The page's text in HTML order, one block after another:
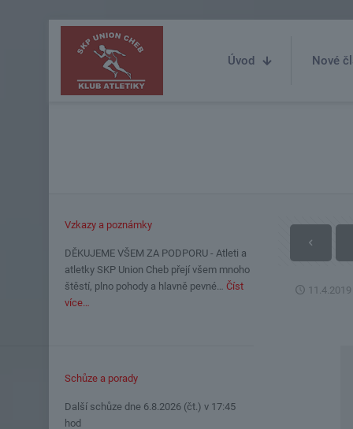
Úvod Nové
11.4.2019
Vzkazy a poznámky
DĚKUJEME VŠEM ZA PODPORU - Atleti a
atletky SKP Union Cheb přejí všem mnoho
štěstí, plno pohody a hlavně pevné… Číst
více…
Schůze a porady
Další schůze dne 6.8.2026 (čt.) v 17:45
hod